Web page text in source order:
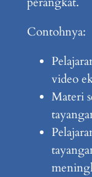
Contohnya:
video
Materi